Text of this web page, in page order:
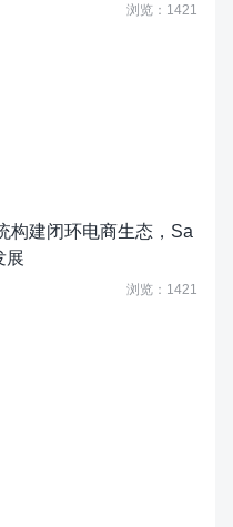
浏览：1421
构建闭环电商生态，Sa
展
浏览：1421